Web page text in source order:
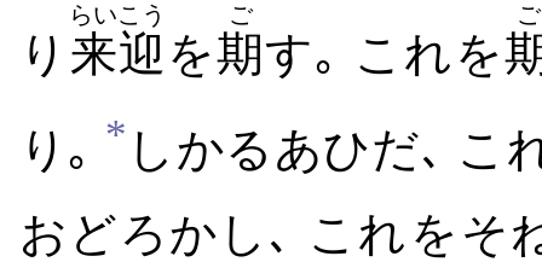
り 来迎
らいこう
を期
ご
す｡ これ​を
ご
り｡ * しかるあひだ､ こ
おどろかし､ これ​を​そ